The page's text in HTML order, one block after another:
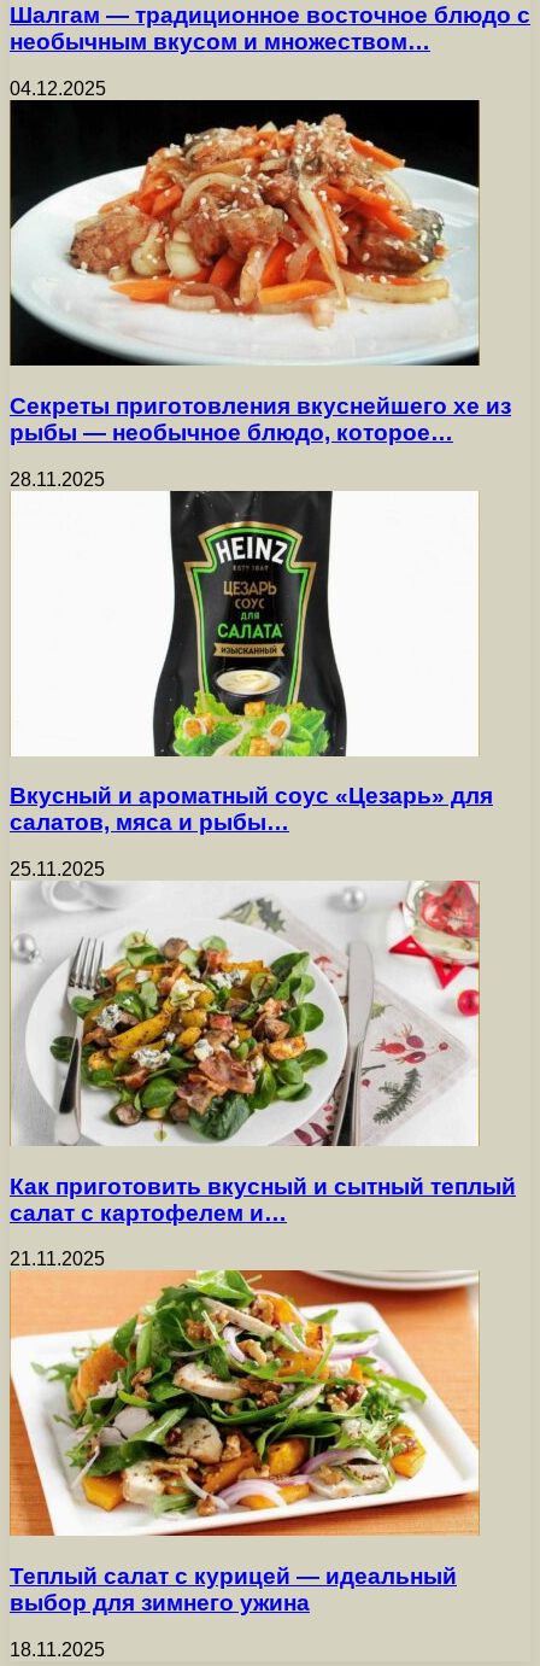
Шалгам — традиционное восточное блюдо с
необычным вкусом и множеством…
04.12.2025
Секреты приготовления вкуснейшего хе из
рыбы — необычное блюдо, которое…
28.11.2025
Вкусный и ароматный соус «Цезарь» для
салатов, мяса и рыбы…
25.11.2025
Как приготовить вкусный и сытный теплый
салат с картофелем и…
21.11.2025
Теплый салат с курицей — идеальный
выбор для зимнего ужина
18.11.2025